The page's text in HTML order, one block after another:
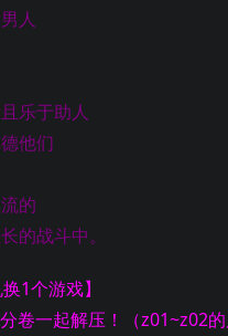
人
乐于助人
他们
的
的战斗中。
1个游戏】
一起解压！（z01~z02